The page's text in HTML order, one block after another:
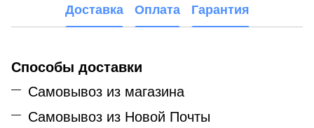
Доставка Оплата Гарантия
Способы доставки
Самовывоз из магазина
Самовывоз из Новой Почты